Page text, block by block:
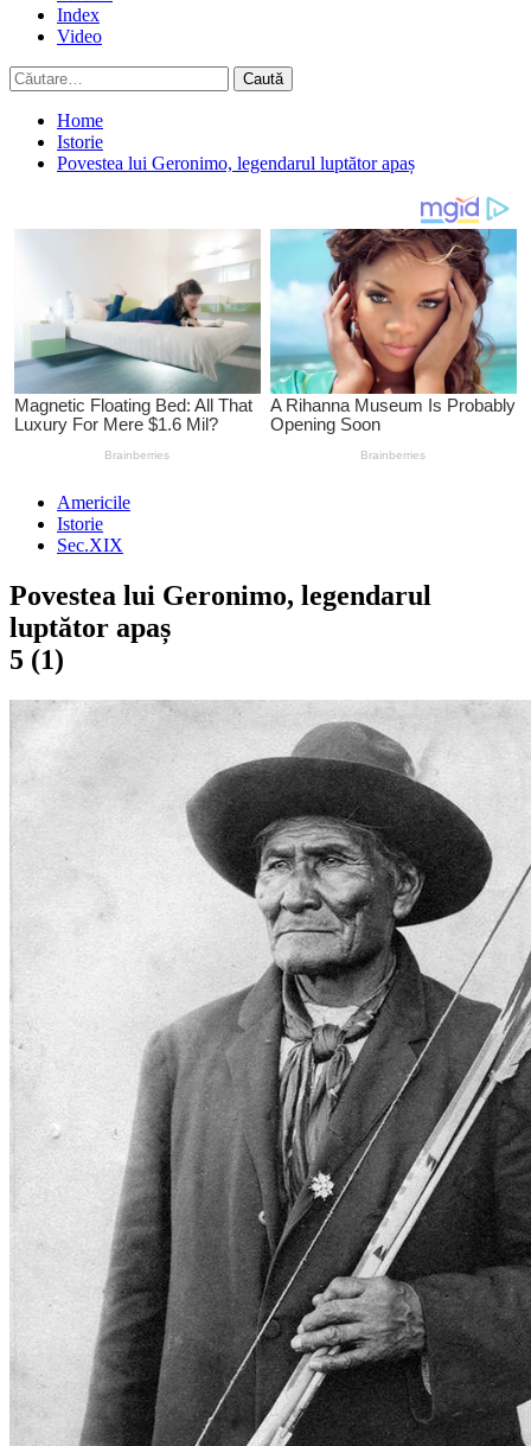
Index
Video
Caută
după:
Home
Istorie
Povestea lui Geronimo, legendarul luptător apaș
Americile
Istorie
Sec.XIX
Povestea lui Geronimo, legendarul
luptător apaș
5 (1)